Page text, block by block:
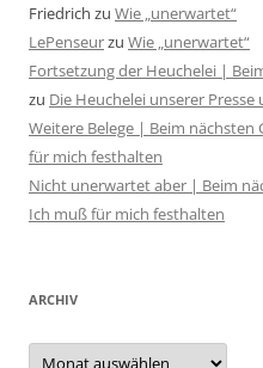
Friedrich zu Wie „unerwartet“
LePenseurzu Wie „unerwartet“
Fortsetzung der Heuchelei |
zu Die Heuchelei unserer
Weitere Belege | Beim nächsten
für mich festhalten
Nicht unerwartet aber | Beim
Ich muß für mich festhalten
ARCHIV
Archiv